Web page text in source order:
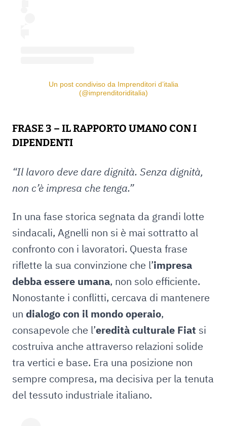
Un post condiviso da Imprenditori d’italia
(@imprenditoriditalia)
FRASE 3 – IL RAPPORTO UMANO CON I
DIPENDENTI
“Il lavoro deve dare dignità. Senza dignità,
non c’è impresa che tenga.”
In una fase storica segnata da grandi lotte
sindacali, Agnelli non si è mai sottratto al
confronto con i lavoratori. Questa frase
riflette la sua convinzione che l’impresa
debba essere umana, non solo efficiente.
Nonostante i conflitti, cercava di mantenere
un dialogo con il mondo operaio,
consapevole che l’eredità culturale Fiat si
costruiva anche attraverso relazioni solide
tra vertici e base. Era una posizione non
sempre compresa, ma decisiva per la tenuta
del tessuto industriale italiano.